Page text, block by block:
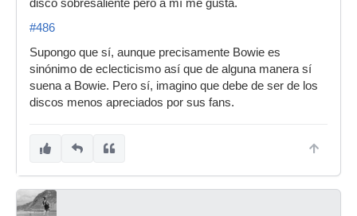
disco sobresaliente pero a mí me gusta.
#486
Supongo que sí, aunque precisamente Bowie es
sinónimo de eclecticismo así que de alguna manera sí
suena a Bowie. Pero sí, imagino que debe de ser de los
discos menos apreciados por sus fans.